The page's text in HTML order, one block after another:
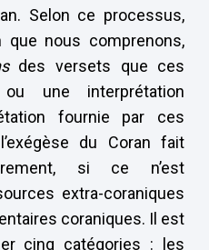
Selon ce processus,
que nous comprenons,
des versets que ces
une interprétation
fournie par ces
du Coran fait
si ce n’est
extra-coraniques
coraniques. Il est
cinq catégories : les